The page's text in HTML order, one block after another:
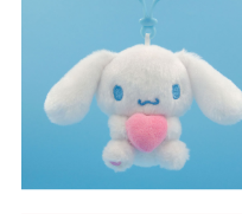
甜心系列玉桂狗小吊饰